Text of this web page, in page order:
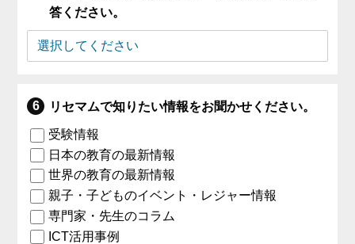
答ください。
リセマムで知りたい情報をお聞かせください。
受験情報
日本の教育の最新情報
世界の教育の最新情報
親子・子どものイベント・レジャー情報
専門家・先生のコラム
ICT活用事例